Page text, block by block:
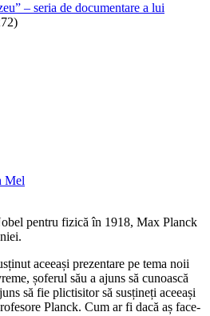
– seria de documentare a lui
Mel
pentru fizică în 1918, Max Planck
aceeași prezentare pe tema noii
șoferul său a ajuns să cunoască
să fie plictisitor să susțineți aceeași
Planck. Cum ar fi dacă aș face-